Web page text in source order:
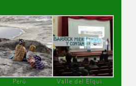
Perú
Valle del Elqui